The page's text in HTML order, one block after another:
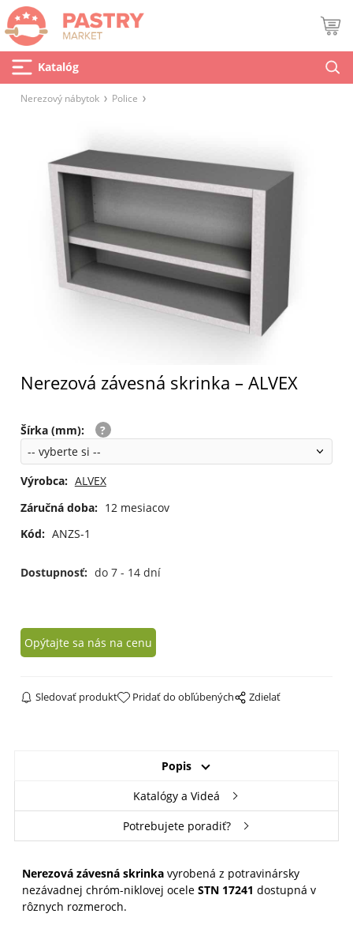
Katalóg
Nerezový nábytok Police
Nerezová závesná skrinka – ALVEX
Šírka (mm):
Výrobca: ALVEX
Záručná doba: 12 mesiacov
Kód: ANZS-1
Dostupnosť: do 7 - 14 dní
Opýtajte sa nás na cenu
Sledovať produkt Pridať do obľúbených Zdielať
Popis
Katalógy a Videá
Potrebujete poradiť?
Nerezová závesná skrinkavyrobená z potravinársky
nezávadnej chróm-niklovej ocele STN 17241 dostupná v
rôznych rozmeroch.